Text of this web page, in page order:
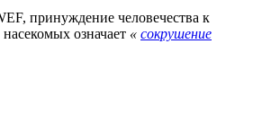
принуждение человечества к
означает « сокрушение